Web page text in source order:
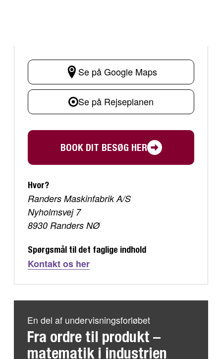
Se på Google Maps
Se på Rejseplanen
BOOK DIT BESØG HER
Hvor?
Randers Maskinfabrik A/S
Nyholmsvej 7
8930 Randers NØ
Spørgsmål til det faglige indhold
Kontakt os her
En del af undervisningsforløbet
Fra ordre til produkt –
matematik i industrien